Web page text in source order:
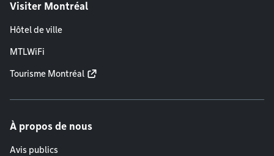
Visiter Montréal
Hôtel de ville
MTLWiFi
Tourisme Montréal
À propos de nous
Avis publics